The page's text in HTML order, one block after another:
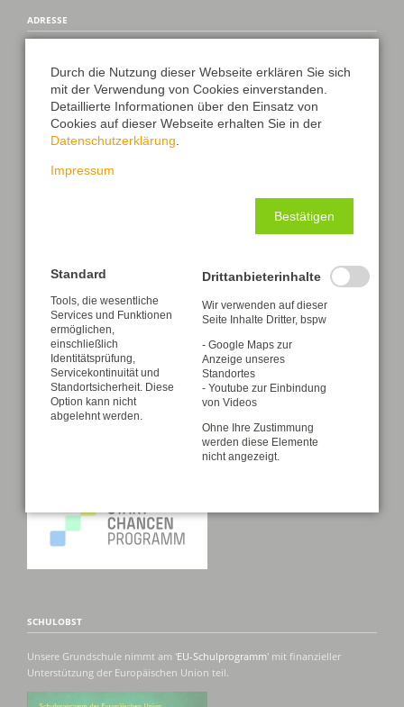
ADRESSE
Max-Kästner-Straße 21
09669 Frankenberg/Sa.
WICHTIGE LINKS
Kontakt/Impressum
Transparenzhinweis
Schulporträt
PUBLIZITÄTSNACHWEISE
SCHULOBST
Unsere Grundschule nimmt am 'EU-Schulprogramm' mit finanzieller
Unterstützung der Europäischen Union teil.
Durch die Nutzung dieser Webseite erklären Sie sich
mit der Verwendung von Cookies einverstanden.
Detaillierte Informationen über den Einsatz von
Cookies auf dieser Webseite erhalten Sie in der
Datenschutzerklärung
Impressum
Bestätigen
Standard
Tools, die wesentliche
Services und Funktionen
ermöglichen,
einschließlich
Identitätsprüfung,
Servicekontinuität und
Standortsicherheit. Diese
Option kann nicht
abgelehnt werden.
Drittanbieterinhalte
Wir verwenden auf dieser
Seite Inhalte Dritter, bspw
- Google Maps zur
Anzeige unseres
Standortes
- Youtube zur Einbindung
von Videos
Ohne Ihre Zustimmung
werden diese Elemente
nicht angezeigt.